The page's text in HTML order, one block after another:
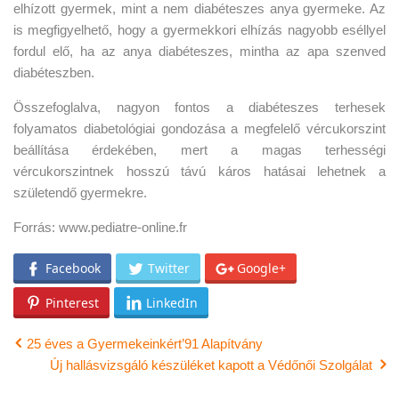
elhízott gyermek, mint a nem diabéteszes anya gyermeke. Az
is megfigyelhető, hogy a gyermekkori elhízás nagyobb eséllyel
fordul elő, ha az anya diabéteszes, mintha az apa szenved
diabéteszben.
Összefoglalva, nagyon fontos a diabéteszes terhesek
folyamatos diabetológiai gondozása a megfelelő vércukorszint
beállítása érdekében, mert a magas terhességi
vércukorszintnek hosszú távú káros hatásai lehetnek a
születendő gyermekre.
Forrás: www.pediatre-online.fr
Facebook Twitter Google+
Pinterest LinkedIn
25 éves a Gyermekeinkért’91 Alapítvány
Új hallásvizsgáló készüléket kapott a Védőnői Szolgálat